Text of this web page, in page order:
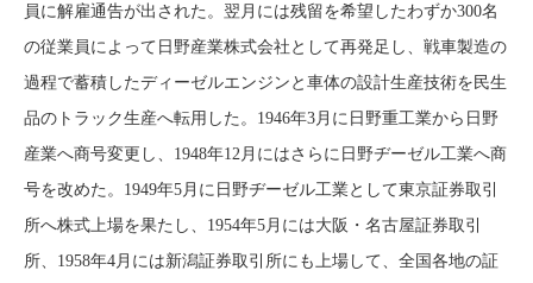
員に解雇通告が出された。翌月には残留を希望したわずか300名
の従業員によって日野産業株式会社として再発足し、戦車製造の
過程で蓄積したディーゼルエンジンと車体の設計生産技術を民生
品のトラック生産へ転用した。1946年3月に日野重工業から日野
産業へ商号変更し、1948年12月にはさらに日野ヂーゼル工業へ商
号を改めた。1949年5月に日野ヂーゼル工業として東京証券取引
所へ株式上場を果たし、1954年5月には大阪・名古屋証券取引
所、1958年4月には新潟証券取引所にも上場して、全国各地の証